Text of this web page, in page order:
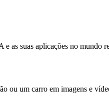
as suas aplicações no mundo
ou um carro em imagens e